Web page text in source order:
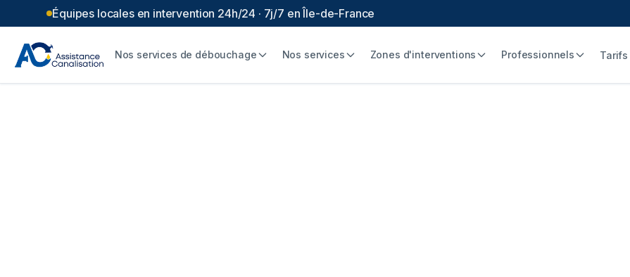
Équipes locales en intervention 24h/24 · 7j/7 en Île-de-France
Nos services de débouchage Nos services Zones d'interventions Professionnels Tarifs